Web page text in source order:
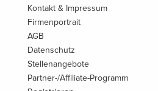
Kontakt & Impressum
Firmenportrait
AGB
Datenschutz
Stellenangebote
Partner-/Affiliate-Programm